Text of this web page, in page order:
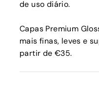
de uso diário.
Capas Premium
mais finas, leves e
partir de €35.